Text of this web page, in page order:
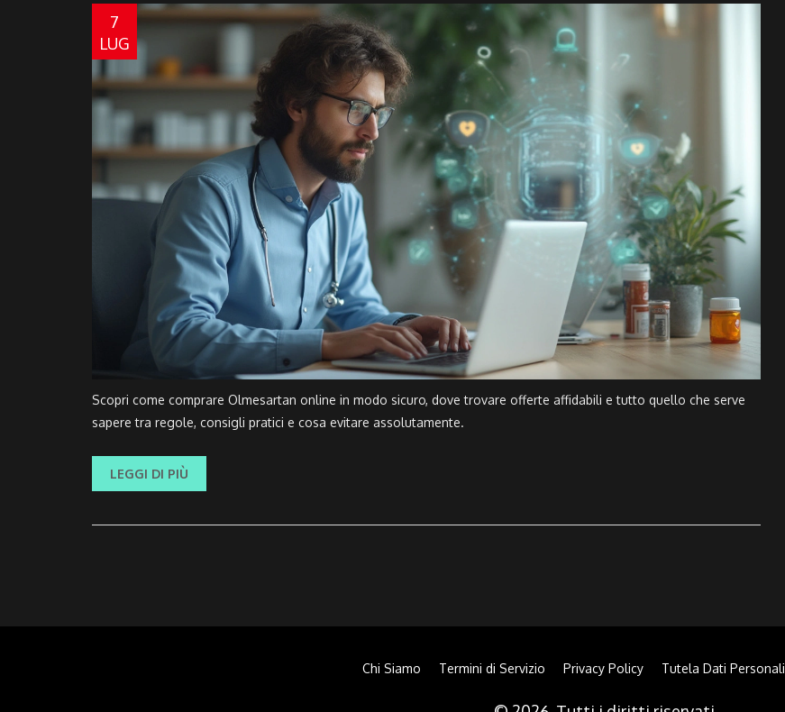
7
LUG
Scopri come comprare Olmesartan online in modo sicuro, dove trovare offerte affidabili e tutto quello che serve
sapere tra regole, consigli pratici e cosa evitare assolutamente.
LEGGI DI PIÙ
Chi Siamo Termini di Servizio Privacy Policy Tutela Dati Personali